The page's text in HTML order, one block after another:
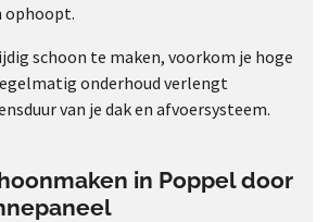
ophoopt.
schoon te maken, voorkom je hoge
onderhoud verlengt
van je dak en afvoersysteem.
in Poppel door